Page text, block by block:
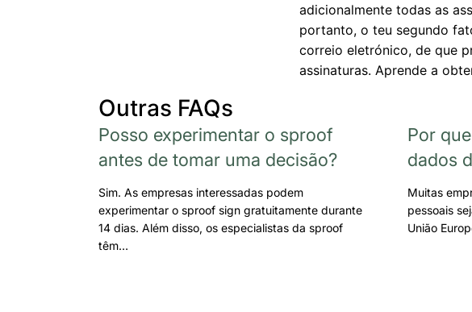
adicionalmente todas as
portanto, o teu segundo
correio eletrónico, de que
assinaturas. Aprende a
Outras FAQs
Posso experimentar o sproof
antes de tomar uma decisão?
Sim. As empresas interessadas podem
experimentar o sproof sign gratuitamente durante
14 dias. Além disso, os especialistas da sproof
têm…
Por
dados
Muitas
pessoais
União